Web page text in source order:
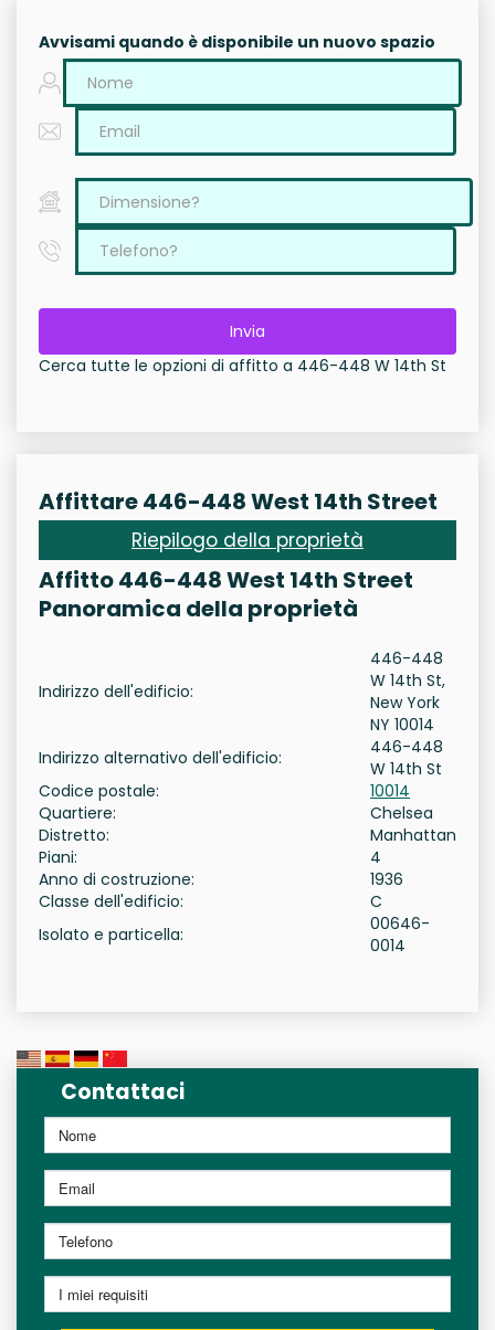
Avvisami quando è disponibile un nuovo spazio
Invia
Cerca tutte le opzioni di affitto a 446-448 W 14th St
Affittare 446-448 West 14th Street
Riepilogo della proprietà
Affitto 446-448 West 14th Street
Panoramica della proprietà
Indirizzo dell'edificio:
446-448
W 14th St,
New York
NY 10014
Indirizzo alternativo dell'edificio:
446-448
W 14th St
Codice postale:
10014
Quartiere:
Chelsea
Distretto:
Manhattan
Piani:
4
Anno di costruzione:
1936
Classe dell'edificio:
C
Isolato e particella:
00646-
0014
Contattaci